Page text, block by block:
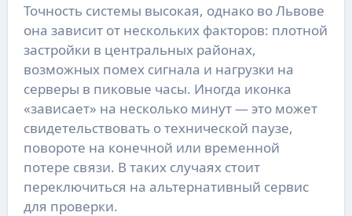
Точность системы высокая, однако во Львове
она зависит от нескольких факторов: плотной
застройки в центральных районах,
возможных помех сигнала и нагрузки на
серверы в пиковые часы. Иногда иконка
«зависает» на несколько минут — это может
свидетельствовать о технической паузе,
повороте на конечной или временной
потере связи. В таких случаях стоит
переключиться на альтернативный сервис
для проверки.